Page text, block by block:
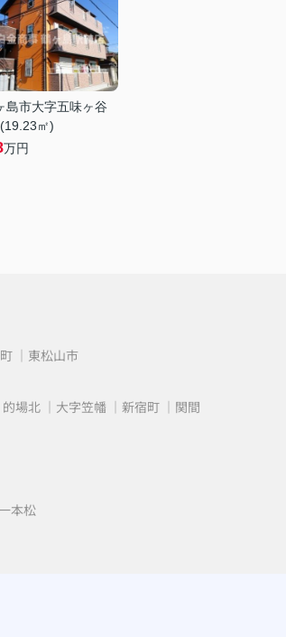
島市大字五味ヶ谷
㎡)
万円
東松山市
的場北 大字笠幡 新宿町 関間
本松